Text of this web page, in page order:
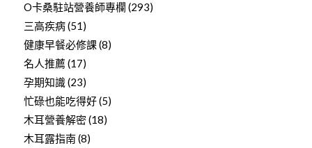
O卡桑駐站營養師專欄 (293)
三高疾病(51)
健康早餐必修課(8)
名人推薦 (17)
孕期知識(23)
忙碌也能吃得好(5)
木耳營養解密(18)
木耳露指南(8)